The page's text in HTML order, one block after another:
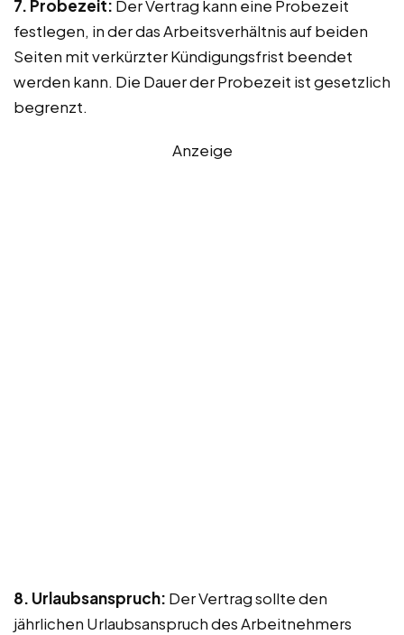
7. Probezeit: Der Vertrag kann eine Probezeit
festlegen, in der das Arbeitsverhältnis auf beiden
Seiten mit verkürzter Kündigungsfrist beendet
werden kann. Die Dauer der Probezeit ist gesetzlich
begrenzt.
Anzeige
8. Urlaubsanspruch: Der Vertrag sollte den
jährlichen Urlaubsanspruch des Arbeitnehmers